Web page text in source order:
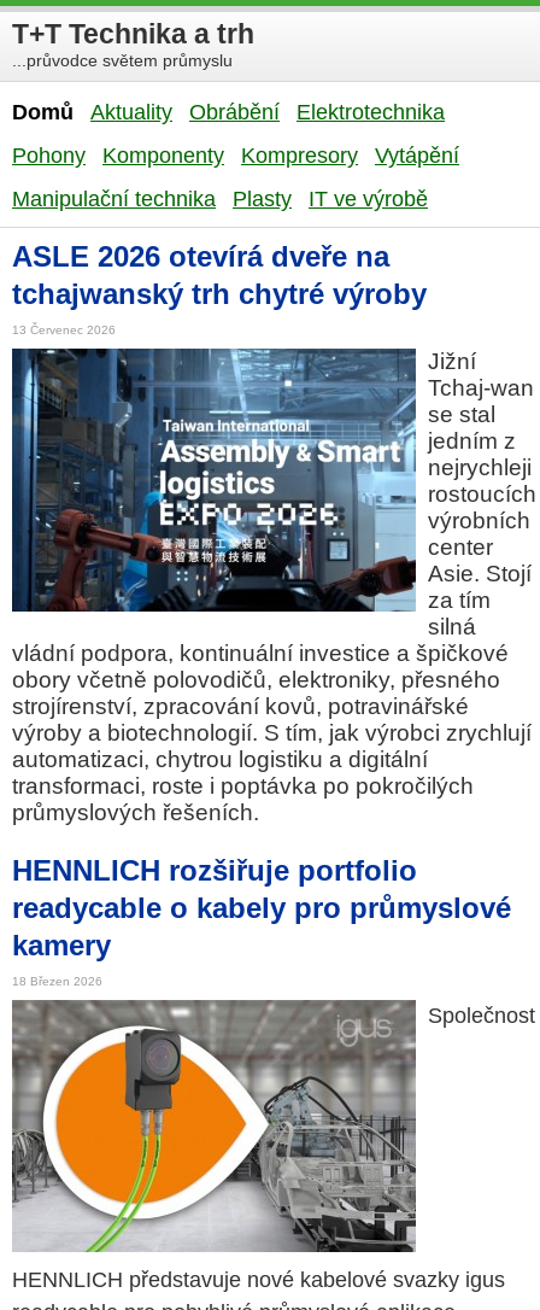
T+T Technika a trh
...průvodce světem průmyslu
Domů Aktuality Obrábění
Elektrotechnika
Pohony
Komponenty Kompresory
Vytápění
Manipulační technika
Plasty IT ve výrobě
ASLE 2026 otevírá dveře na
tchajwanský trh chytré výroby
13 Červenec 2026
Jižní
Tchaj-wan
se stal
jedním z
nejrychleji
rostoucích
výrobních
center
Asie. Stojí
za tím
silná
vládní podpora, kontinuální investice a špičkové
obory včetně polovodičů, elektroniky, přesného
strojírenství, zpracování kovů, potravinářské
výroby a biotechnologií. S tím, jak výrobci zrychlují
automatizaci, chytrou logistiku a digitální
transformaci, roste i poptávka po pokročilých
průmyslových řešeních.
HENNLICH rozšiřuje portfolio
readycable o kabely pro průmyslové
kamery
18 Březen 2026
Společnost
HENNLICH představuje nové kabelové svazky igus